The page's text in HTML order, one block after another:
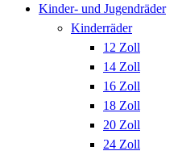
Kinder- und Jugendräder
Kinderräder
12 Zoll
14 Zoll
16 Zoll
18 Zoll
20 Zoll
24 Zoll